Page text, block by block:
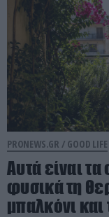
PRONEWS.GR / GOOD LIFE
Αυτά είναι
φυσικά τη
μπαλκόνι και